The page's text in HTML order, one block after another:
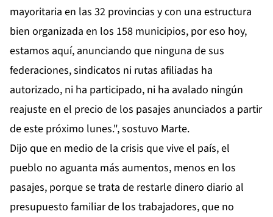
mayoritaria en las 32 provincias y con una estructura
bien organizada en los 158 municipios, por eso hoy,
estamos aquí, anunciando que ninguna de sus
federaciones, sindicatos ni rutas afiliadas ha
autorizado, ni ha participado, ni ha avalado ningún
reajuste en el precio de los pasajes anunciados a partir
de este próximo lunes.", sostuvo Marte.
Dijo que en medio de la crisis que vive el país, el
pueblo no aguanta más aumentos, menos en los
pasajes, porque se trata de restarle dinero diario al
presupuesto familiar de los trabajadores, que no